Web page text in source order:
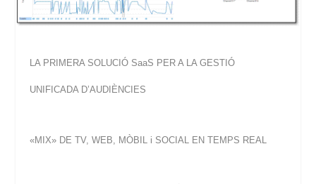
LA PRIMERA SOLUCIÓ SaaS PER A LA GESTIÓ
UNIFICADA D’AUDIÈNCIES
«MIX» DE TV, WEB, MÒBIL i SOCIAL EN TEMPS REAL